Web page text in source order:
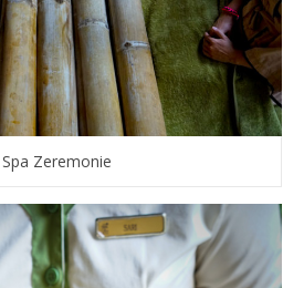
Spa Zeremonie